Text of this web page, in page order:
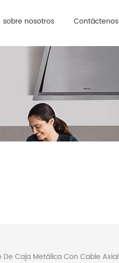
sobre nosotros Contáctenos
De Caja Metálica Con Cable Axial